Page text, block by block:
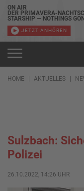
ON AIR
DER PRIMAVERA-
STARSHIP — NOTHINGS
JETZT ANHÖREN
HOME AKTUELLES
Sulzbach:
Polizei
26.10.2022, 14:26 UHR